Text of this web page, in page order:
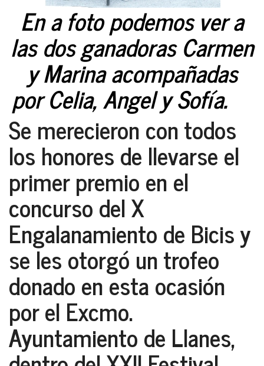
En a foto podemos ver a
las dos ganadorasCarmen
y Marinaacompañadas
porCelia, Angel y Sofía.
Se merecieron con todos
los honores de llevarse el
primer premio en el
concurso delX
Engalanamiento de Bicisy
se les otorgó un trofeo
donado en esta ocasión
por elExcmo.
Ayuntamiento de Llanes,